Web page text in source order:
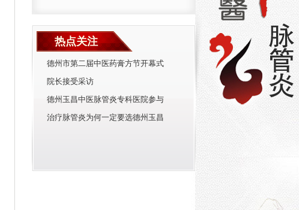
热点关注
德州市第二届中医药膏方节开幕式
院长接受采访
德州玉昌中医脉管炎专科医院参与
治疗脉管炎为何一定要选德州玉昌